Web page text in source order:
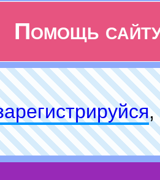
Помощь
,